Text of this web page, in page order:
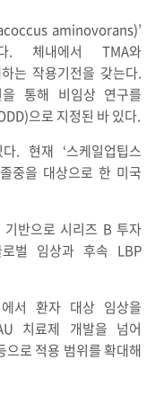
aminovorans)’
. 체내에서 TMA와
는 작용기전을 갖는다.
을 통해 비임상 연구를
으로 지정된 바 있다.
. 현재 ‘스케일업팁스
중을 대상으로 한 미국
반으로 시리즈 B 투자
벌 임상과 후속 LBP
서 환자 대상 임상을
치료제 개발을 넘어
로 적용 범위를 확대해